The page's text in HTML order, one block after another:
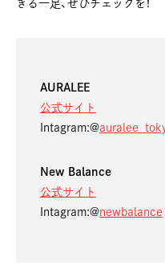
きる一足、ぜひチェックを！
AURALEE
公式サイト
Intagram:@
New Balance
公式サイト
Intagram:@newbalance